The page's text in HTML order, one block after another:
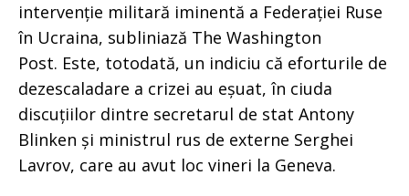
intervenție militară iminentă a Federației Ruse
în Ucraina, subliniază The Washington
Post. Este, totodată, un indiciu că eforturile de
dezescaladare a crizei au eșuat, în ciuda
discuțiilor dintre secretarul de stat Antony
Blinken și ministrul rus de externe Serghei
Lavrov, care au avut loc vineri la Geneva.